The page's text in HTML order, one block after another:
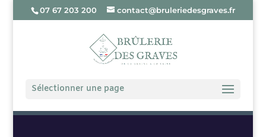
07 67 203 200 contact@bruleriedesgraves.fr
Sélectionner une page